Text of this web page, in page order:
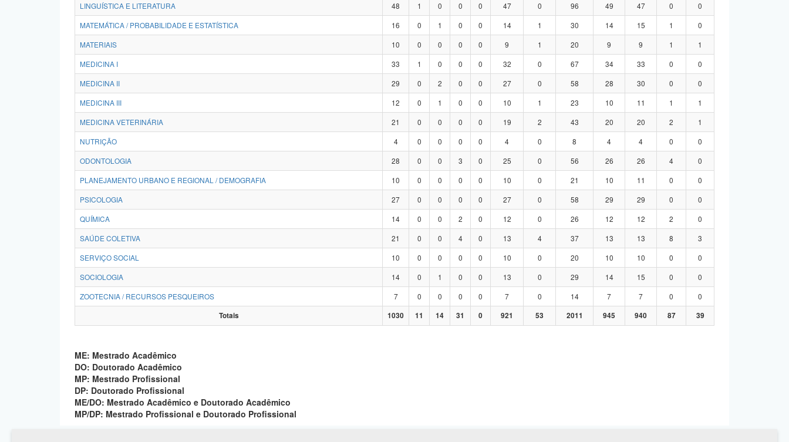
LINGUÍSTICA E LITERATURA
48 1 0 0 0 47 0 96 49 47 0
0
MATEMÁTICA / PROBABILIDADE E ESTATÍSTICA
16 0 1 0 0 14 1 30 14 15 1
0
MATERIAIS
10 0 0 0 0 9 1 20 9 9 1
1
MEDICINA I
33 1 0 0 0 32 0 67 34 33 0
0
MEDICINA II
29 0 2 0 0 27 0 58 28 30 0
0
MEDICINA III
12 0 1 0 0 10 1 23 10 11 1
1
MEDICINA VETERINÁRIA
21 0 0 0 0 19 2 43 20 20 2
1
NUTRIÇÃO
4 0 0 0 0 4 0 8 4 4 0
0
ODONTOLOGIA
28 0 0 3 0 25 0 56 26 26 4
0
PLANEJAMENTO URBANO E REGIONAL / DEMOGRAFIA
10 0 0 0 0 10 0 21 10 11 0
0
PSICOLOGIA
27 0 0 0 0 27 0 58 29 29 0
0
QUÍMICA
14 0 0 2 0 12 0 26 12 12 2
0
SAÚDE COLETIVA
21 0 0 4 0 13 4 37 13 13 8
3
SERVIÇO SOCIAL
10 0 0 0 0 10 0 20 10 10 0
0
SOCIOLOGIA
14 0 1 0 0 13 0 29 14 15 0
0
ZOOTECNIA / RECURSOS PESQUEIROS
7 0 0 0 0 7 0 14 7 7 0
0
Totais
1030 11 14 31 0 921 53 2011 945 940 87 39
ME: Mestrado Acadêmico
DO: Doutorado Acadêmico
MP: Mestrado Profissional
DP: Doutorado Profissional
ME/DO: Mestrado Acadêmico e Doutorado Acadêmico
MP/DP: Mestrado Profissional e Doutorado Profissional